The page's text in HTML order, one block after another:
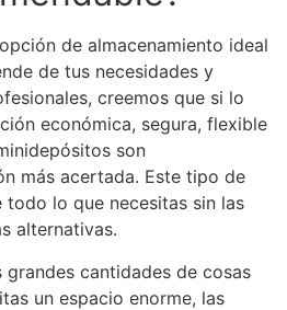
de almacenamiento ideal
de tus necesidades y
creemos que si lo
económica, segura, flexible
son
más acertada. Este tipo de
lo que necesitas sin las
alternativas.
cantidades de cosas
un espacio enorme, las